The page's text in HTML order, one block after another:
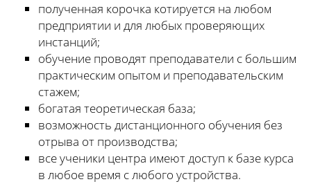
полученная корочка котируется на любом
предприятии и для любых проверяющих
инстанций;
обучение проводят преподаватели с большим
практическим опытом и преподавательским
стажем;
богатая теоретическая база;
возможность дистанционного обучения без
отрыва от производства;
все ученики центра имеют доступ к базе курса
в любое время с любого устройства.